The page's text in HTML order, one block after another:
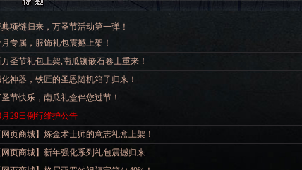
项链归来，万圣节活动第一弹！
专属，服饰礼包震撼上架！
圣节礼包上架,南瓜镶嵌石卷土重来！
神器，铁匠的圣恩随机箱子归来！
节快乐，南瓜礼盒伴您过节！
月29日例行维护公告
页商城】炼金术士师的意志礼盒上架！
页商城】新年强化系列礼包震撼归来